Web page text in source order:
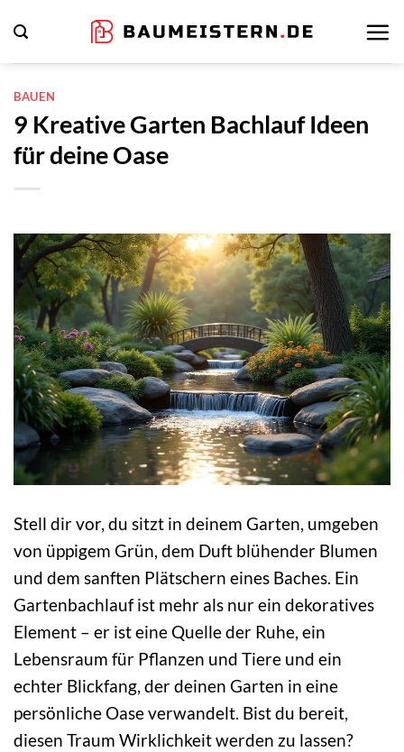
Inhalt
springen
BAUEN
9 Kreative Garten Bachlauf Ideen
für deine Oase
Stell dir vor, du sitzt in deinem Garten, umgeben
von üppigem Grün, dem Duft blühender Blumen
und dem sanften Plätschern eines Baches. Ein
Gartenbachlauf ist mehr als nur ein dekoratives
Element – er ist eine Quelle der Ruhe, ein
Lebensraum für Pflanzen und Tiere und ein
echter Blickfang, der deinen Garten in eine
persönliche Oase verwandelt. Bist du bereit,
diesen Traum Wirklichkeit werden zu lassen?